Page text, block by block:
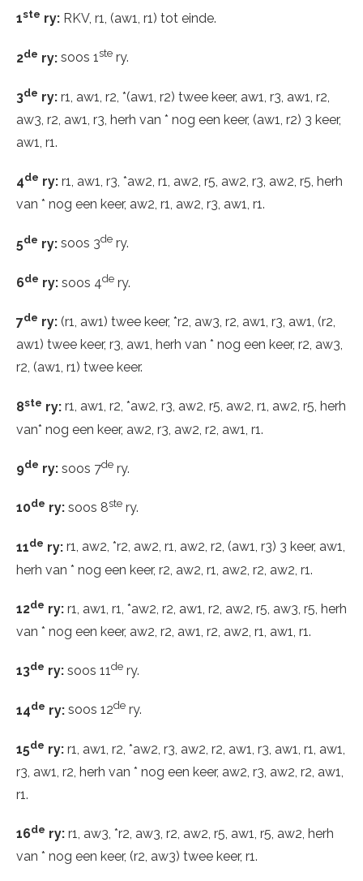
1ste ry: RKV, r1, (aw1, r1) tot einde.
2de ry: soos 1ste ry.
3de ry: r1, aw1, r2, *(aw1, r2) twee keer, aw1, r3, aw1, r2,
aw3, r2, aw1, r3, herh van * nog een keer, (aw1, r2) 3 keer,
aw1, r1.
4de ry: r1, aw1, r3, *aw2, r1, aw2, r5, aw2, r3, aw2, r5, herh
van * nog een keer, aw2, r1, aw2, r3, aw1, r1.
5de ry: soos 3de ry.
6de ry: soos 4de ry.
7de ry: (r1, aw1) twee keer, *r2, aw3, r2, aw1, r3, aw1, (r2,
aw1) twee keer, r3, aw1, herh van * nog een keer, r2, aw3,
r2, (aw1, r1) twee keer.
8ste ry: r1, aw1, r2, *aw2, r3, aw2, r5, aw2, r1, aw2, r5, herh
van* nog een keer, aw2, r3, aw2, r2, aw1, r1.
9de ry: soos 7de ry.
10de ry: soos 8ste ry.
11de ry: r1, aw2, *r2, aw2, r1, aw2, r2, (aw1, r3) 3 keer, aw1,
herh van * nog een keer, r2, aw2, r1, aw2, r2, aw2, r1.
12de ry: r1, aw1, r1, *aw2, r2, aw1, r2, aw2, r5, aw3, r5, herh
van * nog een keer, aw2, r2, aw1, r2, aw2, r1, aw1, r1.
13de ry: soos 11de ry.
14de ry: soos 12de ry.
15de ry: r1, aw1, r2, *aw2, r3, aw2, r2, aw1, r3, aw1, r1, aw1,
r3, aw1, r2, herh van * nog een keer, aw2, r3, aw2, r2, aw1,
r1.
16de ry: r1, aw3, *r2, aw3, r2, aw2, r5, aw1, r5, aw2, herh
van * nog een keer, (r2, aw3) twee keer, r1.